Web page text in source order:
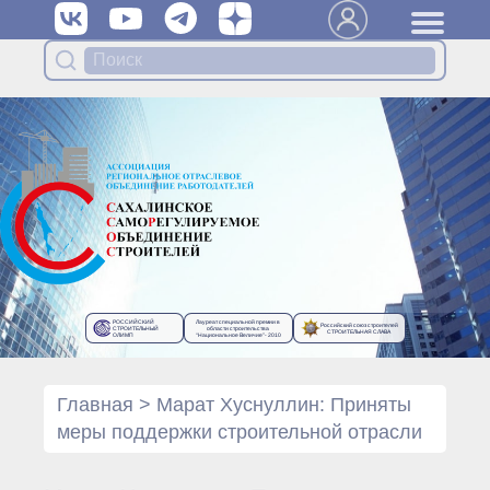
Органы управления Ассоциации
● Общее собрание членов
● Генеральный директор
Специализированные органы
● Контрольный комитет
● Дисциплинарный комитет
● Архив
Протоколы органов управления
● Протоколы Правления
РОССИЙСКИЙ
СТРОИТЕЛЬНЫЙ
ОЛИМП
Лауреат специальной премии в
области строительства
“Национальное Величие”- 2010
Российский союз строителей
СТРОИТЕЛЬНАЯ СЛАВА
Главная > Марат Хуснуллин: Приняты
меры поддержки строительной отрасли